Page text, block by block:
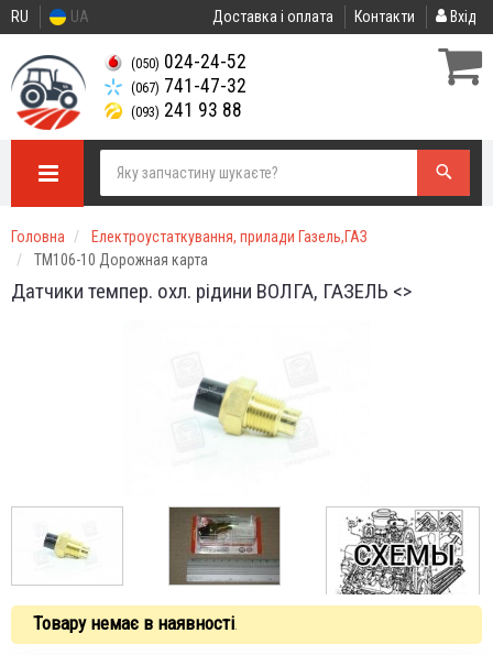
RU UA Доставка і оплата Контакти Вхід
(050) 024-24-52
(067) 741-47-32
(093) 241 93 88
Головна
Електроустаткування, прилади Газель,ГАЗ
ТМ106-10 Дорожная карта
Датчики темпер. охл. рідини ВОЛГА, ГАЗЕЛЬ <>
Товару немає в наявності